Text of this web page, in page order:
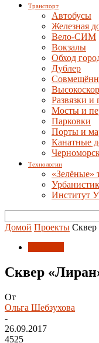
Транспорт
Автобусы
Железная
Вело-СИМ
Вокзалы
Обход
Дублер
Развязки и
Мосты и
Парковки
Порты и
Канатные
Технологии
«Зелёные»
Институт
Домой Проекты Сквер
Сквер
От
Ольга Шебзухова
-
26.09.2017
4525